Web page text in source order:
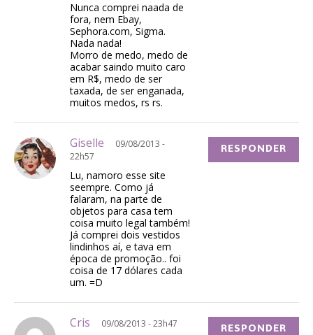
Nunca comprei naada de
fora, nem Ebay,
Sephora.com, Sigma.
Nada nada!
Morro de medo, medo de
acabar saindo muito caro
em R$, medo de ser
taxada, de ser enganada,
muitos medos, rs rs.
Giselle
09/08/2013 -
22h57
Lu, namoro esse site
seempre. Como já
falaram, na parte de
objetos para casa tem
coisa muito legal também!
Já comprei dois vestidos
lindinhos aí, e tava em
época de promoção.. foi
coisa de 17 dólares cada
um. =D
RESPONDER
Cris 09/08/2013 - 23h47 RESPONDER